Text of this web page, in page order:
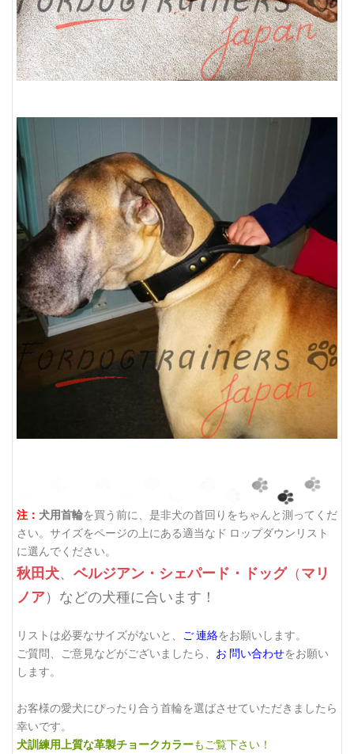
注： 犬用首輪を買う前に、是非犬の首回りをちゃんと測ってくだ
さい。サイズをページの上にある適当なド ロップダウンリスト
に選んでください。
秋田犬、 ベルジアン・シェパード・ドッグ （マリ
ノア）などの犬種に合います！
リストは必要なサイズがないと、 ご 連絡をお願いします。
ご質問、ご意見などがございましたら、 お 問い合わせをお願い
します。
お客様の愛犬にぴったり合う首輪を選ばさせていただきましたら
幸いです。
犬訓練用上質な革製チョークカラーもご覧下さい！